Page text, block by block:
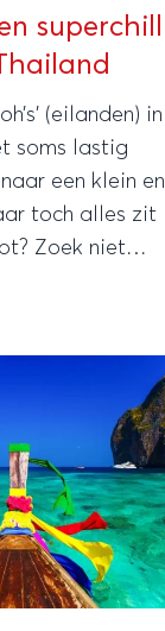
superchill
(eilanden) in
soms lastig
een klein en
toch alles zit
Zoek niet